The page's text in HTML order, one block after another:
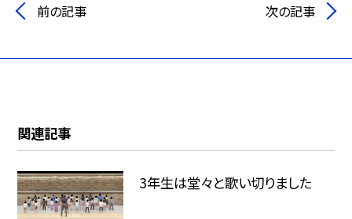
前の記事 次の記事
関連記事
3年生は堂々と歌い切りました